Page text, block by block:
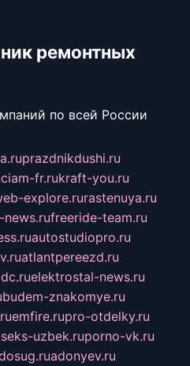
ремонтных
по всей России
prazdnikdushi.ru
ciam-fr.rukraft-you.ru
explore.rurastenuya.ru
news.rufreeride-team.ru
autostudiopro.ru
atlantpereezd.ru
elektrostal-news.ru
budem-znakomye.ru
emfire.rupro-otdelky.ru
seks-uzbek.ruporno-vk.ru
adonyev.ru